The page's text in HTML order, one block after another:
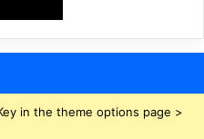
in the theme options page >